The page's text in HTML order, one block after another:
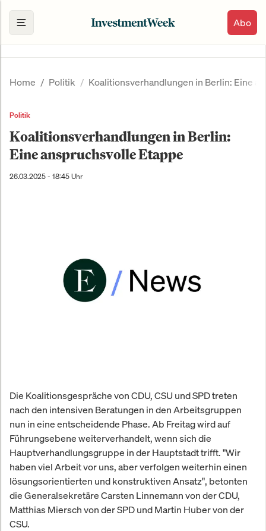
Abo
Home Politik Koalitionsverhandlungen in Berlin: Eine
Politik
Koalitionsverhandlungen in Berlin:
Eine anspruchsvolle Etappe
26.03.2025 - 18:45 Uhr
Die Koalitionsgespräche von CDU, CSU und SPD treten
nach den intensiven Beratungen in den Arbeitsgruppen
nun in eine entscheidende Phase. Ab Freitag wird auf
Führungsebene weiterverhandelt, wenn sich die
Hauptverhandlungsgruppe in der Hauptstadt trifft. "Wir
haben viel Arbeit vor uns, aber verfolgen weiterhin einen
lösungsorientierten und konstruktiven Ansatz", betonten
die Generalsekretäre Carsten Linnemann von der CDU,
Matthias Miersch von der SPD und Martin Huber von der
CSU.